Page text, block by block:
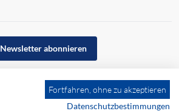
Newsletter abonnieren
Fortfahren, ohne zu akzeptieren
Datenschutzbestimmungen